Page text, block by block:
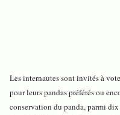
Les internautes sont invités à
pour leurs pandas préférés ou
conservation du panda, parmi